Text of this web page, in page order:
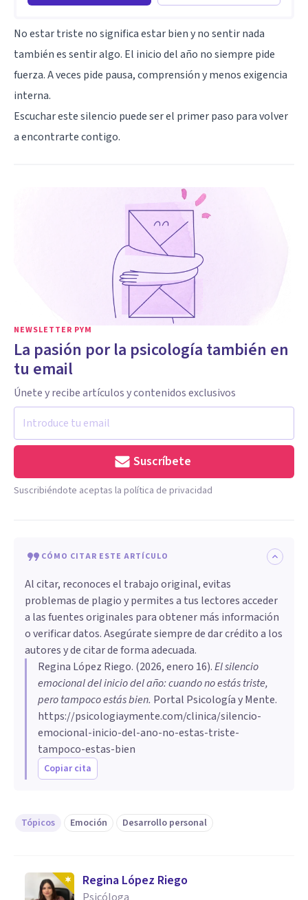
No estar triste no significa estar bien y no sentir nada
también es sentir algo. El inicio del año no siempre pide
fuerza. A veces pide pausa, comprensión y menos exigencia
interna.
Escuchar este silencio puede ser el primer paso para volver
a encontrarte contigo.
NEWSLETTER PYM
La pasión por la psicología también en
tu email
Únete y recibe artículos y contenidos exclusivos
Suscríbete
Suscribiéndote aceptas la política de privacidad
CÓMO CITAR ESTE ARTÍCULO
Al citar, reconoces el trabajo original, evitas
problemas de plagio y permites a tus lectores acceder
a las fuentes originales para obtener más información
o verificar datos. Asegúrate siempre de dar crédito a los
autores y de citar de forma adecuada.
Regina López Riego. (2026, enero 16).El silencio
emocional del inicio del año: cuando no estás triste,
pero tampoco estás bien. Portal Psicología y Mente.
https://psicologiaymente.com/clinica/silencio-
emocional-inicio-del-ano-no-estas-triste-
tampoco-estas-bien
Copiar cita
Tópicos Emoción Desarrollo personal
Regina López Riego